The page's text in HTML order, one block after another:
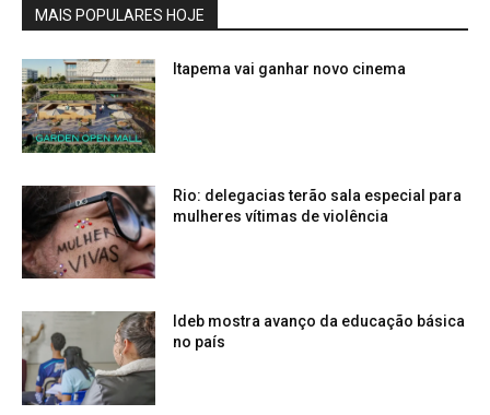
MAIS POPULARES HOJE
Itapema vai ganhar novo cinema
Rio: delegacias terão sala especial para
mulheres vítimas de violência
Ideb mostra avanço da educação básica
no país